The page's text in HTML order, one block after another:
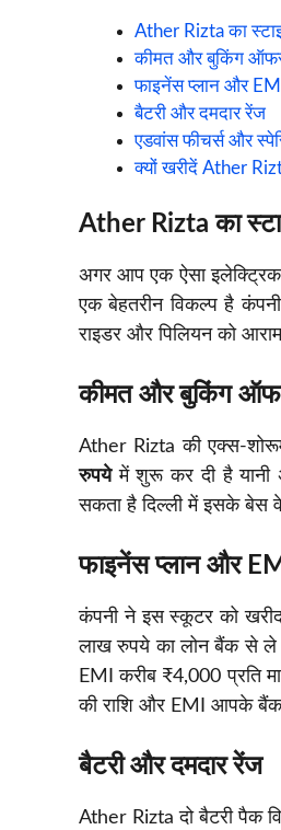
Ather Rizta का
कीमत और बुकिंग
फाइनेंस प्लान और
बैटरी और दमदार रेंज
एडवांस फीचर्स और
क्यों खरीदें Ather
Ather Rizta का
अगर आप एक ऐसा इलेक्ट्रिक
एक बेहतरीन विकल्प है
राइडर और पिलियन को
कीमत और बुकिंग
Ather Rizta की एक्स-
रुपयेमें शुरू कर दी है यानी
सकता है दिल्ली में इसके बेस
फाइनेंस प्लान और
कंपनी ने इस स्कूटर को
लाख रुपये का लोन बैंक से ले
EMI करीब ₹4,000 प्रति
की राशि और EMI आपके
बैटरी और दमदार रेंज
Ather Rizta दो बैटरी पैक